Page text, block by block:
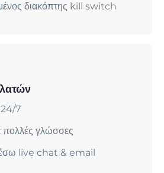
διακόπτης kill switch
24/7
πολλές γλώσσες
live chat & email